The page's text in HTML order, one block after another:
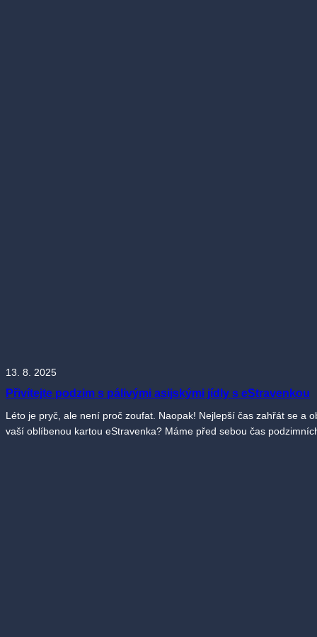
13. 8. 2025
Přivítejte podzim s pálivými asijskými jídly s eStravenkou
Léto je pryč, ale není proč zoufat. Naopak! Nejlepší čas zahřát se a
vaší oblíbenou kartou eStravenka? Máme před sebou čas